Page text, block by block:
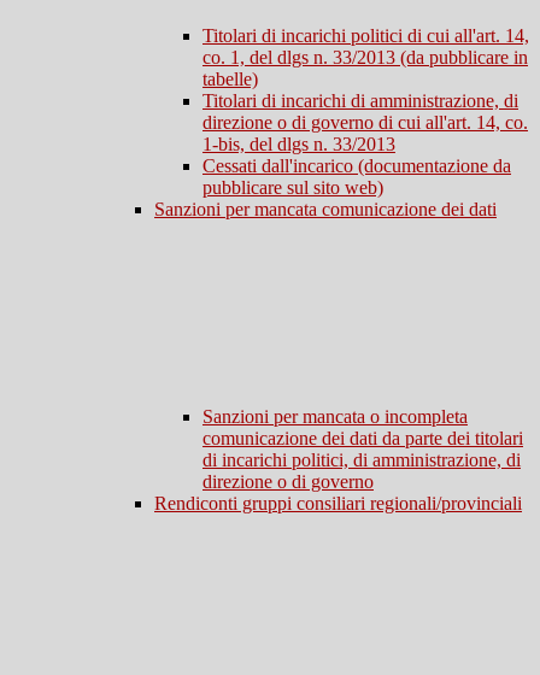
Titolari di incarichi politici di cui all'art. 14,
co. 1, del dlgs n. 33/2013 (da pubblicare in
tabelle)
Titolari di incarichi di amministrazione, di
direzione o di governo di cui all'art. 14, co.
1-bis, del dlgs n. 33/2013
Cessati dall'incarico (documentazione da
pubblicare sul sito web)
Sanzioni per mancata comunicazione dei dati
Sanzioni per mancata o incompleta
comunicazione dei dati da parte dei titolari
di incarichi politici, di amministrazione, di
direzione o di governo
Rendiconti gruppi consiliari regionali/provinciali